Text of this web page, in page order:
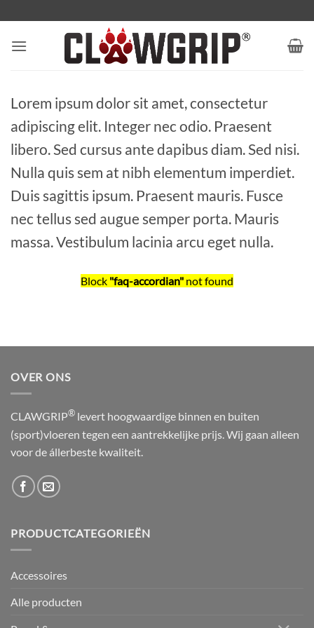
naar
inhoud
Lorem ipsum dolor sit amet, consectetur
adipiscing elit. Integer nec odio. Praesent
libero. Sed cursus ante dapibus diam. Sed nisi.
Nulla quis sem at nibh elementum imperdiet.
Duis sagittis ipsum. Praesent mauris. Fusce
nec tellus sed augue semper porta. Mauris
massa. Vestibulum lacinia arcu eget nulla.
Block "faq-accordian" not found
OVER ONS
CLAWGRIP® levert hoogwaardige binnen en buiten
(sport)vloeren tegen een aantrekkelijke prijs. Wij gaan alleen
voor de állerbeste kwaliteit.
PRODUCTCATEGORIEËN
Accessoires
Alle producten